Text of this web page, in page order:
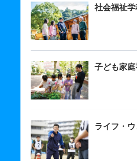
社会福祉学
子ども家
ライフ・